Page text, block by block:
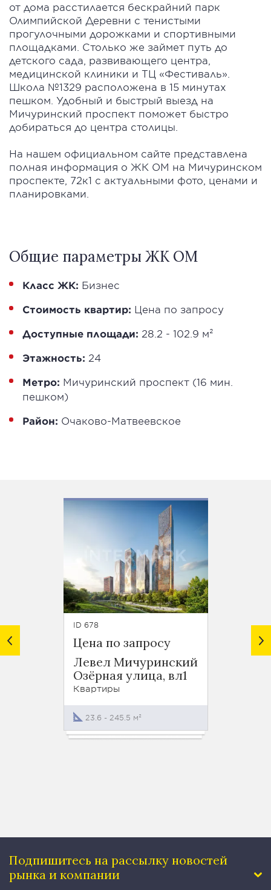
от дома расстилается бескрайний парк
Олимпийской Деревни с тенистыми
прогулочными дорожками и спортивными
площадками. Столько же займет путь до
детского сада, развивающего центра,
медицинской клиники и ТЦ «Фестиваль».
Школа №1329 расположена в 15 минутах
пешком. Удобный и быстрый выезд на
Мичуринский проспект поможет быстро
добираться до центра столицы.
На нашем официальном сайте представлена
полная информация о ЖК ОМ на Мичуринском
проспекте, 72к1 с актуальными фото, ценами и
планировками.
Общие параметры ЖК OM
Класс ЖК: Бизнес
Стоимость квартир: Цена по запросу
Доступные площади: 28.2 - 102.9 м²
Этажность: 24
Метро: Мичуринский проспект (16 мин.
пешком)
Район: Очаково-Матвеевское
ID 678
Цена по запросу
Левел Мичуринский
Озёрная улица, вл1
Квартиры
23.6 - 245.5 м²
ID 1430
Подпишитесь на рассылку новостей
рынка и компании